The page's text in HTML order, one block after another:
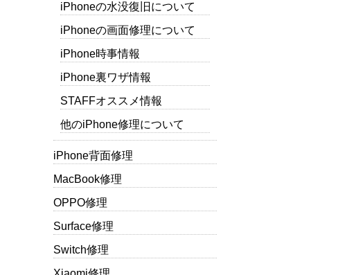
iPhoneの水没復旧について
iPhoneの画面修理について
iPhone時事情報
iPhone裏ワザ情報
STAFFオススメ情報
他のiPhone修理について
iPhone背面修理
MacBook修理
OPPO修理
Surface修理
Switch修理